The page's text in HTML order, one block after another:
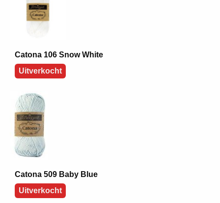
Catona 106 Snow White
Uitverkocht
Catona 509 Baby Blue
Uitverkocht